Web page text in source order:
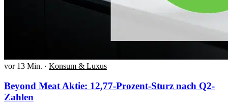
vor 13 Min. · Konsum & Luxus
Beyond Meat Aktie: 12,77-Prozent-Sturz nach Q2-
Zahlen